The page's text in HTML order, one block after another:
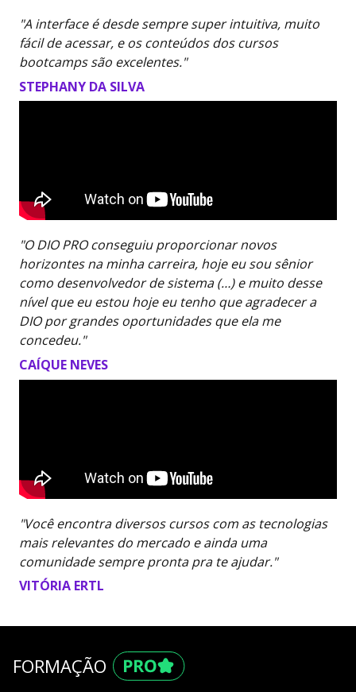
"A interface é desde sempre super intuitiva, muito
fácil de acessar, e os conteúdos dos cursos
bootcamps são excelentes."
STEPHANY DA SILVA
"O DIO PRO conseguiu proporcionar novos
horizontes na minha carreira, hoje eu sou sênior
como desenvolvedor de sistema (…) e muito desse
nível que eu estou hoje eu tenho que agradecer a
DIO por grandes oportunidades que ela me
concedeu."
CAÍQUE NEVES
"Você encontra diversos cursos com as tecnologias
mais relevantes do mercado e ainda uma
comunidade sempre pronta pra te ajudar."
VITÓRIA ERTL
FORMAÇÃO